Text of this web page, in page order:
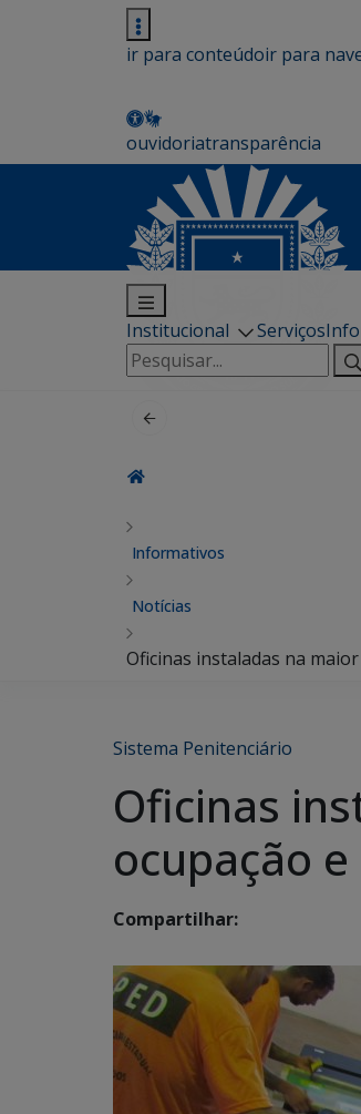
ir para conteúdoir para
ouvidoriatransparência
Institucional Serviços
Pesquisar
por:
Informativos
Notícias
Oficinas instaladas na
Sistema Penitenciário
Oficinas
ocupação
Compartilhar: